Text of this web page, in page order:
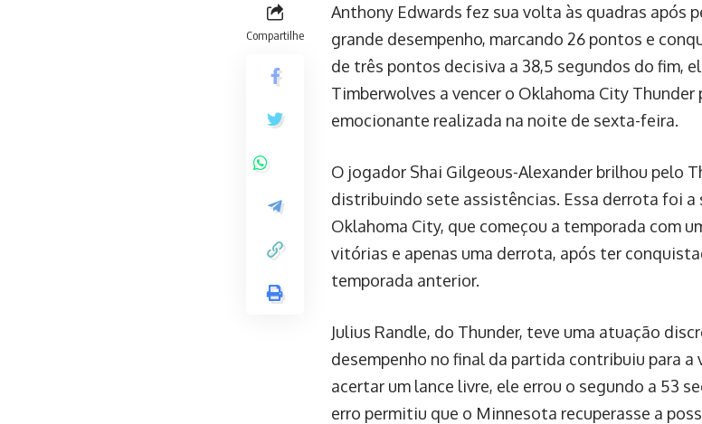
Compartilhe
Anthony Edwards fez sua volta às quadras após
grande desempenho, marcando 26 pontos e
de três pontos decisiva a 38,5 segundos do fim,
Timberwolves a vencer o Oklahoma City Thunder
emocionante realizada na noite de sexta-feira.
O jogador Shai Gilgeous-Alexander brilhou pelo
distribuindo sete assistências. Essa derrota foi a
Oklahoma City, que começou a temporada com
vitórias e apenas uma derrota, após ter
temporada anterior.
Julius Randle, do Thunder, teve uma atuação
desempenho no final da partida contribuiu para
acertar um lance livre, ele errou o segundo a 53
erro permitiu que o Minnesota recuperasse a